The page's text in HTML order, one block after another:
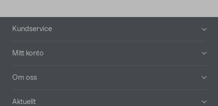
Sidfot
Kundservice
Mitt konto
Om oss
Aktuellt